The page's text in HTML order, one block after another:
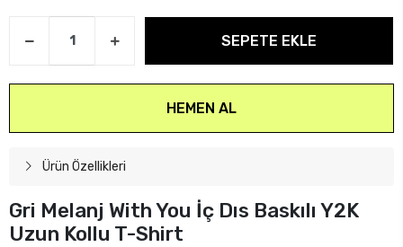
SEPETE EKLE
HEMEN AL
Ürün Özellikleri
Gri Melanj With You İç Dıs Baskılı Y2K
Uzun Kollu T-Shirt